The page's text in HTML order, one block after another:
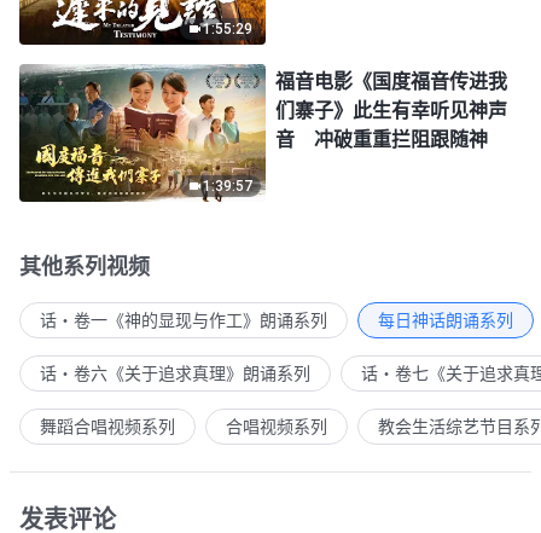
1:55:29
1:39:57
福音电影《国度福音传进我
们寨子》此生有幸听见神声
音 冲破重重拦阻跟随神
其他系列视频
话・卷一《神的显现与作工》朗诵系列 每日神话朗诵系列
话・卷六《关于追求真理》朗诵系列 话・卷七《关于追求真
舞蹈合唱视频系列 合唱视频系列 教会生活综艺节目系
发表评论